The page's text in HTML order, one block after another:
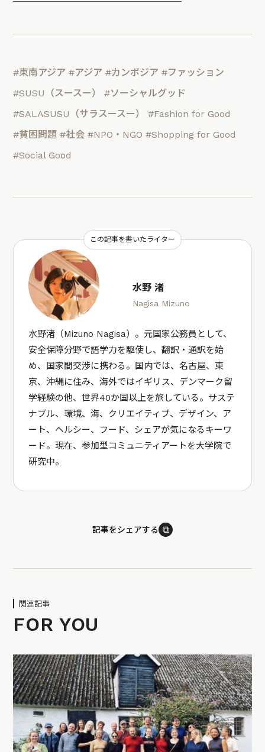
#東南アジア #アジア #カンボジア #ファッション
#SUSU（スースー）
#ソーシャルグッド
#SALASUSU（サラスースー）
#Fashion for Good
#貧困問題 #社会 #NPO・NGO #Shopping for Good
#Social Good
この記事を書いたライター
水野 渚
Nagisa Mizuno
水野渚（Mizuno Nagisa）。元国家公務員として、
安全保障分野で語学力を駆使し、翻訳・通訳を始
め、国家間交渉に携わる。国内では、名古屋、東
京、沖縄に住み、海外ではイギリス、デンマーク留
学経験の他、世界40か国以上を旅している。サステ
ナブル、環境、海、クリエイティブ、デザイン、ア
ート、ヘルシー、フード、シェアが気になるキーワ
ード。現在、参加型コミュニティアートを大学院で
研究中。
記事をシェアする ⧉
関連記事
FOR YOU